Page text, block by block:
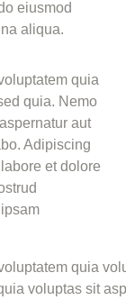
eiusmod
aliqua.
quia
quia. Nemo
aut
Adipiscing
et dolore
quia
voluptas sit